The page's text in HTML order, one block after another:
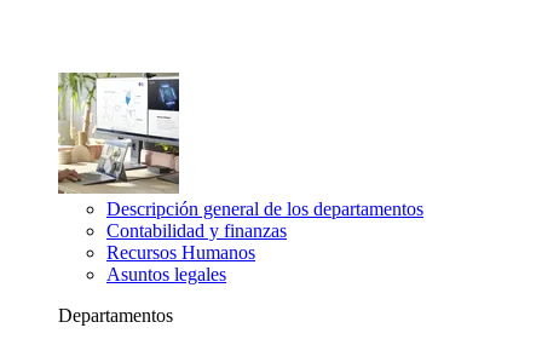
Descripción general de los departamentos
Contabilidad y finanzas
Recursos Humanos
Asuntos legales
Departamentos